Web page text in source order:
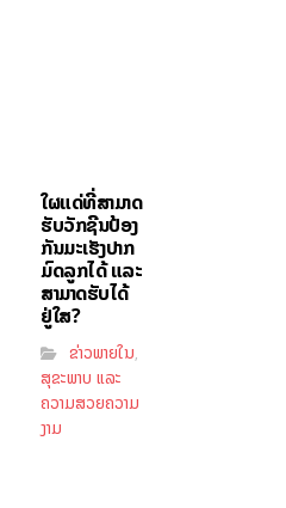
ໃຜແດ່ທີ່ສາມາດ
ຮັບວັກຊີນປ້ອງ
ກັນມະເຮັງປາກ
ມົດລູກໄດ້ ແລະ
ສາມາດຮັບໄດ້
ຢູ່ໃສ?
ຂ່າວພາຍໃນ,
ສຸຂະພາບ ແລະ
ຄວາມສວຍຄວາມ
ງາມ